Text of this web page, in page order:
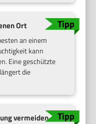
Ort
an einem
kann
Eine geschützte
die
vermeiden